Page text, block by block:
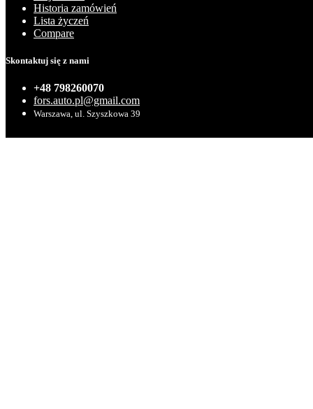
Historia zamówień
Lista życzeń
Compare
Skontaktuj się z nami
+48 798260070
fors.auto.pl@gmail.com
Warszawa, ul. Szyszkowa 39